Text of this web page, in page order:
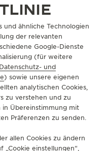
UNS
und ähnliche Technologien
der relevanten
Google-Dienste
(für weitere
Datenschutz- und
) sowie unsere eigenen
analytischen Cookies,
zu verstehen und zu
in Übereinstimmung mit
Präferenzen zu senden.
allen Cookies zu ändern
„Cookie einstellungen“,